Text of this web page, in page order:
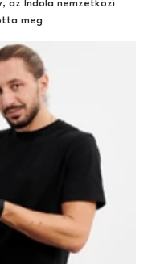
az Indola nemzetközi
meg